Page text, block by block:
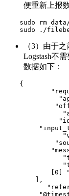
便重新上报
sudo rm
sudo ./
（3）由于
Logstash不
数据如下：
    {
[0]
        ],